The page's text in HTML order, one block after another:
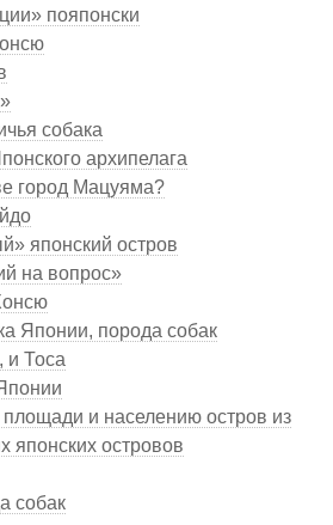
пояпонски
собака
архипелага
город Мацуяма?
японский остров
на вопрос»
Японии, порода собак
и Тоса
и населению остров из
японских островов
собак